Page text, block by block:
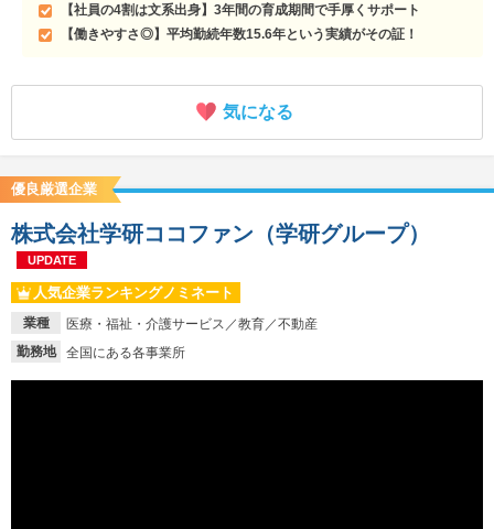
【社員の4割は文系出身】3年間の育成期間で手厚くサポート
【働きやすさ◎】平均勤続年数15.6年という実績がその証！
気になる
優良厳選企業
業種
医療・福祉・介護サービス／教育／不動産
勤務地
全国にある各事業所
株式会社学研ココファン（学研グループ）
UPDATE
人気企業ランキングノミネート